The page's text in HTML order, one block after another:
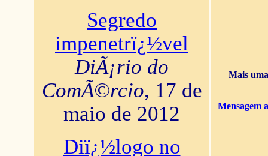
Segredo
impenetrï¿½vel
DiÃ¡rio do
ComÃ©rcio, 17 de
maio de 2012
Diï¿½logo no
Mais
Mensagem